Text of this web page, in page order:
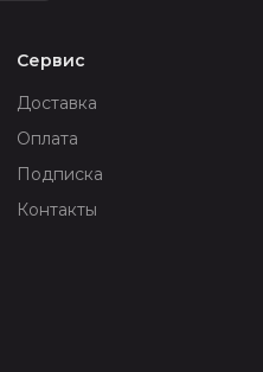
Сервис
Доставка
Оплата
Подписка
Контакты